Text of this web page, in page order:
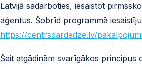
Latvijā sadarboties, iesaistot
aģentus. Šobrīd programmā
https://centrsdardedze.lv/
Šeit atgādinām svarīgākos